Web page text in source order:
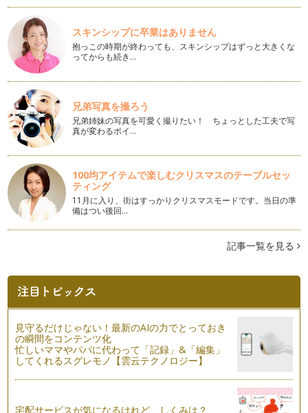
ピアノの楽しみ方「８０」本を読もう
例えば、ピアノレッスン受講者みんなが、ベートーベンがどん
な人柄の人で、どんな時に曲…
ピアノの楽しみ方「７９」様々なレッスンスタイル
レッスンのスタイルというのも時代によって進化したり変化し
ていきます。今回は、3つのレッスン…
ピアノの楽しみ方「７８」同じ曲で応用することが大事
ピアノの学び方というのはご指導されている先生によってやり
方が違うかとは思います。基本のクラ…
ピアノの楽しみ方「７７」練習方法を見直そう
最近、更に自分の演奏と指導法を改善、前進していきたい思い
が強く、信頼しています息子の先生に…
ピアノの楽しみ方「７６」気持ちにゆとりを持つ
一言に「ピアノを楽しむ」と言っても色々な楽しみ方がありま
当たり前のことですが、人間は1人1人、違っていてそこが面
白くもあります。 ピアノを教え…
ピアノの楽しみ方「７４」体の支えをしっかりしよう
「ピアノを弾く」ということは、ピアノを指で奏でるというこ
とだけに捉われる方がもしかしたらほ…
ピアノの楽しみ方「７３」練習よりも大切なこととは
今、子どもたちはとても忙しい中、ピアノを習っている、そん
な時代をひしひしと感じています。 …
スキンシップに卒業はありません
抱っこの時期が終わっても、スキンシップはずっと大きくな
ってからも続き…
兄弟写真を撮ろう
兄弟姉妹の写真を可愛く撮りたい！ ちょっとした工夫で写
真が変わるポイ…
100均アイテムで楽しむクリスマスのテーブルセッ
ティング
11月に入り、街はすっかりクリスマスモードです。当日の準
備はつい後回…
記事一覧を見る
見守るだけじゃない！最新のAIの力でとっておき
の瞬間をコンテンツ化
忙しいママやパパに代わって「記録」&「編集」
してくれるスグレモノ【雲云テクノロジー】
宅配サービスが気になるけれど、しくみは？